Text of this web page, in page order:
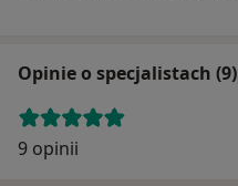
Opinie o specjalistach (9)
9 opinii